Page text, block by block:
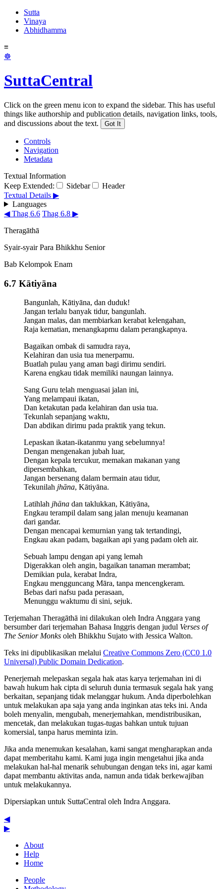
Sutta
Vinaya
Abhidhamma
≡
☸
SuttaCentral
Click on the green menu icon to expand the sidebar. This has useful
things like authorship and publication details, navigation links, tools,
and discussions about the text.
Got It
Controls
Navigation
Metadata
Textual Information
Keep Extended:
Sidebar
Header
Textual Details ▶
Languages
◀ Thag 6.6 Thag 6.8 ▶
Theragāthā
Syair-syair Para Bhikkhu Senior
Bab Kelompok Enam
6.7 Kātiyāna
Bangunlah, Kātiyāna, dan duduk!
Jangan terlalu banyak tidur, bangunlah.
Jangan malas, dan membiarkan kerabat kelengahan,
Raja kematian, menangkapmu dalam perangkapnya.
Bagaikan ombak di samudra raya,
Kelahiran dan usia tua menerpamu.
Buatlah pulau yang aman bagi dirimu sendiri.
Karena engkau tidak memiliki naungan lainnya.
Sang Guru telah menguasai jalan ini,
Yang melampaui ikatan,
Dan ketakutan pada kelahiran dan usia tua.
Tekunlah sepanjang waktu,
Dan abdikan dirimu pada praktik yang tekun.
Lepaskan ikatan-ikatanmu yang sebelumnya!
Dengan mengenakan jubah luar,
Dengan kepala tercukur, memakan makanan yang
dipersembahkan,
Jangan bersenang dalam bermain atau tidur,
Tekunilah jhāna, Kātiyāna.
Latihlah jhāna dan taklukkan, Kātiyāna,
Engkau terampil dalam sang jalan menuju keamanan
dari gandar.
Dengan mencapai kemurnian yang tak tertandingi,
Engkau akan padam, bagaikan api yang padam oleh air.
Sebuah lampu dengan api yang lemah
Digerakkan oleh angin, bagaikan tanaman merambat;
Demikian pula, kerabat Indra,
Engkau mengguncang Māra, tanpa mencengkeram.
Bebas dari nafsu pada perasaan,
Menunggu waktumu di sini, sejuk.
Terjemahan Theragāthā ini dilakukan oleh Indra Anggara yang
bersumber dari terjemahan Bahasa Inggris dengan judul Verses of
The Senior Monks oleh Bhikkhu Sujato with Jessica Walton.
Teks ini dipublikasikan melalui Creative Commons Zero (CC0 1.0
Universal) Public Domain Dedication.
Penerjemah melepaskan segala hak atas karya terjemahan ini di
bawah hukum hak cipta di seluruh dunia termasuk segala hak yang
berkaitan, sepanjang tidak melanggar hukum. Anda diperbolehkan
untuk melakukan apa saja yang anda inginkan atas teks ini. Anda
boleh menyalin, mengubah, menerjemahkan, mendistribusikan,
mencetak, dan melakukan tugas-tugas bahkan untuk tujuan
komersial, tanpa harus meminta izin.
Jika anda menemukan kesalahan, kami sangat mengharapkan anda
dapat memberitahu kami. Kami juga ingin mengetahui jika anda
melakukan hal-hal menarik sehubungan dengan teks ini, agar kami
dapat membantu aktivitas anda, namun anda tidak berkewajiban
untuk melakukannya.
Dipersiapkan untuk SuttaCentral oleh Indra Anggara.
◀
▶
About
Help
Home
People